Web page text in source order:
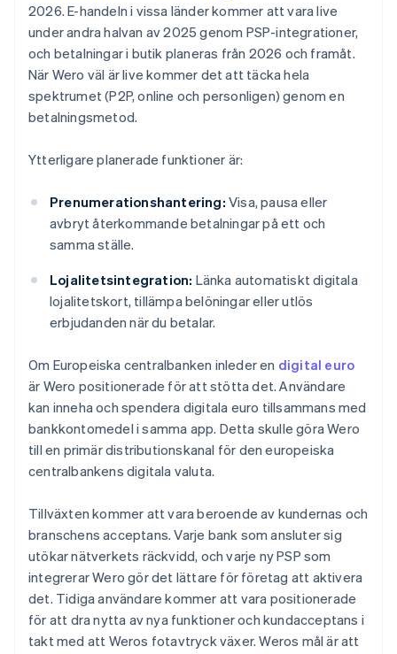
2026. E-handeln i vissa länder kommer att vara live
under andra halvan av 2025 genom PSP-integrationer,
och betalningar i butik planeras från 2026 och framåt.
När Wero väl är live kommer det att täcka hela
spektrumet (P2P, online och personligen) genom en
betalningsmetod.
Ytterligare planerade funktioner är:
Prenumerationshantering: Visa, pausa eller
avbryt återkommande betalningar på ett och
samma ställe.
Lojalitetsintegration: Länka automatiskt digitala
lojalitetskort, tillämpa belöningar eller utlös
erbjudanden när du betalar.
Om Europeiska centralbanken inleder en digital euro
är Wero positionerade för att stötta det. Användare
kan inneha och spendera digitala euro tillsammans med
bankkontomedel i samma app. Detta skulle göra Wero
till en primär distributionskanal för den europeiska
centralbankens digitala valuta.
Tillväxten kommer att vara beroende av kundernas och
branschens acceptans. Varje bank som ansluter sig
utökar nätverkets räckvidd, och varje ny PSP som
integrerar Wero gör det lättare för företag att aktivera
det. Tidiga användare kommer att vara positionerade
för att dra nytta av nya funktioner och kundacceptans i
takt med att Weros fotavtryck växer. Weros mål är att